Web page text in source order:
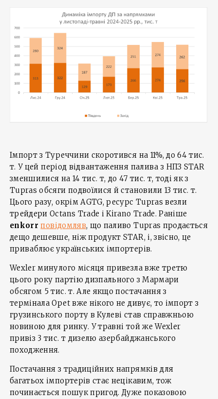
Імпорт з Туреччини скоротився на 11%, до 64 тис.
т. У цей період відвантаження палива з НПЗ STAR
зменшилися на 14 тис. т, до 47 тис. т, тоді як з
Tupras обсяги подвоїлися й становили 13 тис. т.
Цього разу, окрім AGTG, ресурс Tupras везли
трейдери Octans Trade і Kirano Trade. Раніше
enkorr повідомляв, що паливо Tupras продається
дещо дешевше, ніж продукт STAR, і, звісно, це
приваблює українських імпортерів.
Wexler минулого місяця привезла вже третю
цього року партію дизпального з Мармари
обсягом 5 тис. т. Але якщо постачання з
термінала Opet вже нікого не дивує, то імпорт з
грузинського порту в Кулеві став справжньою
новиною для ринку. У травні той же Wexler
привіз 3 тис. т дизелю азербайджанського
походження.
Постачання з традиційних напрямків для
багатьох імпортерів стає нецікавим, тож
починається пошук пригод. Дуже показовою